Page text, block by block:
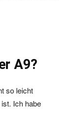
A9?
so leicht
Ich habe